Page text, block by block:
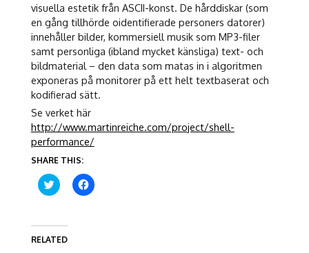
visuella estetik från ASCII-konst. De hårddiskar (som
en gång tillhörde oidentifierade personers datorer)
innehåller bilder, kommersiell musik som MP3-filer
samt personliga (ibland mycket känsliga) text- och
bildmaterial – den data som matas in i algoritmen
exponeras på monitorer på ett helt textbaserat och
kodifierad sätt.
Se verket här
http://www.martinreiche.com/project/shell-
performance/
SHARE THIS:
C
l
t
o
s
C
l
RELATED